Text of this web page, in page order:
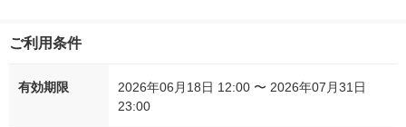
ご利用条件
有効期限
2026年06月18日 12:00 〜 2026年07月31日
23:00